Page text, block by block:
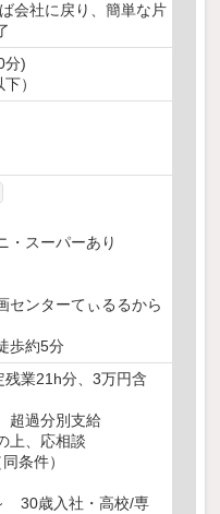
会社に戻り、簡単な片
分)
）
・スーパーあり
センターてぃるるから
歩約5分
残業21h分、3万円含
超過分別支給
上、応相談
条件）
30歳入社・高校/専